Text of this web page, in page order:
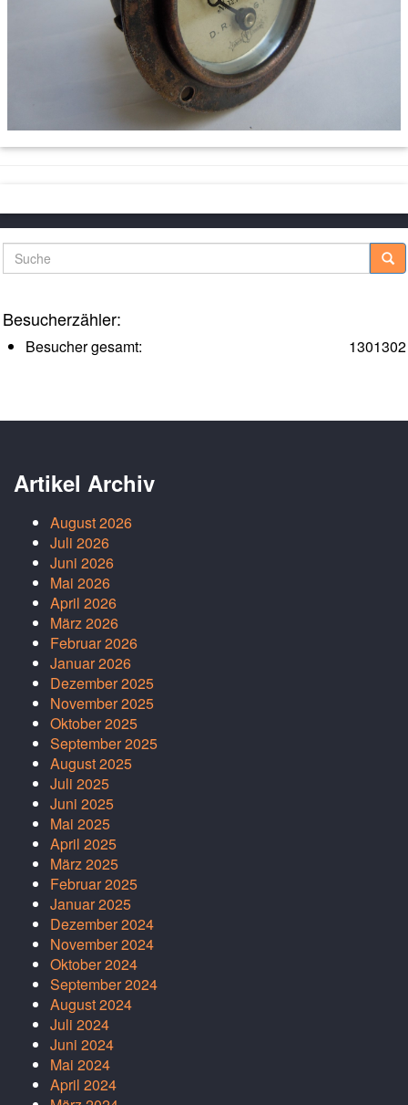
Suche
Besucherzähler:
1301302
Besucher gesamt:
Artikel Archiv
August 2026
Juli 2026
Juni 2026
Mai 2026
April 2026
März 2026
Februar 2026
Januar 2026
Dezember 2025
November 2025
Oktober 2025
September 2025
August 2025
Juli 2025
Juni 2025
Mai 2025
April 2025
März 2025
Februar 2025
Januar 2025
Dezember 2024
November 2024
Oktober 2024
September 2024
August 2024
Juli 2024
Juni 2024
Mai 2024
April 2024